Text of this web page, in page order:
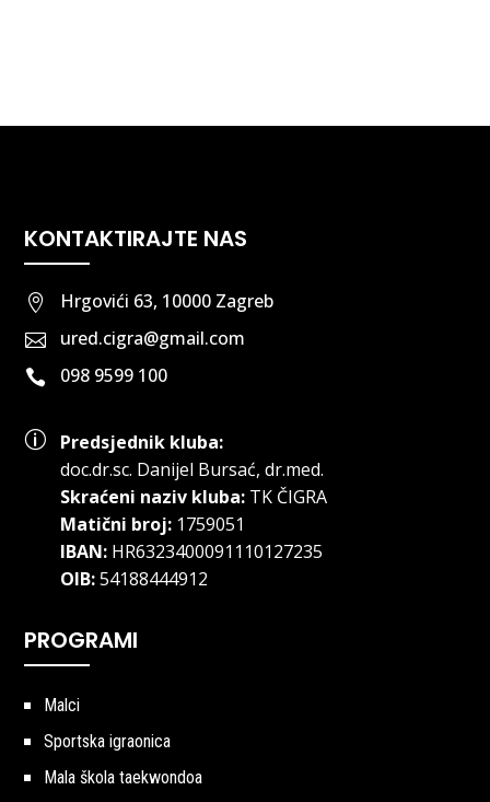
KONTAKTIRAJTE NAS
 Hrgovići 63, 10000 Zagreb
 ured.cigra@gmail.com
 098 9599 100
p
Predsjednik kluba:
doc.dr.sc. Danijel Bursać, dr.med.
Skraćeni naziv kluba:TK ČIGRA
Matični broj:1759051
IBAN:HR6323400091110127235
OIB:54188444912
PROGRAMI
Malci
Sportska igraonica
Mala škola taekwondoa